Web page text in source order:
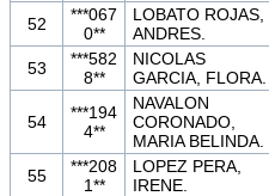
52
***067
0**
LOBATO ROJAS,
ANDRES.
53
***582
8**
NICOLAS
GARCIA, FLORA.
54
***194
4**
NAVALON
CORONADO,
MARIA BELINDA.
55
***208
1**
LOPEZ PERA,
IRENE.